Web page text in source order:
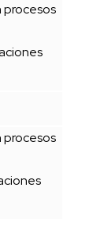
procesos
procesos